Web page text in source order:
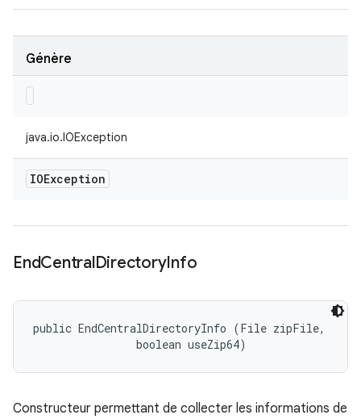
Génère
java.io.IOException
IOException
EndCentralDirectoryInfo
public EndCentralDirectoryInfo (File zipFile,
                boolean useZip64)
Constructeur permettant de collecter les informations de